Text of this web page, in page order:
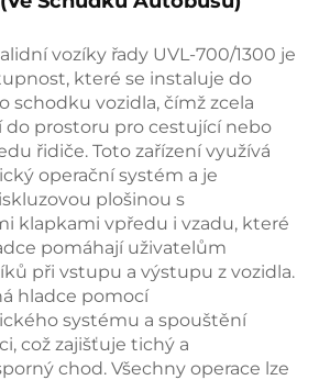
vozíky řady UVL-700/1300 je
které se instaluje do
schodku vozidla, čímž zcela
do prostoru pro cestující nebo
řidiče. Toto zařízení využívá
operační systém a je
plošinou s
klapkami vpředu i vzadu, které
pomáhají uživatelům
při vstupu a výstupu z vozidla.
hladce pomocí
systému a spouštění
což zajišťuje tichý a
chod. Všechny operace lze